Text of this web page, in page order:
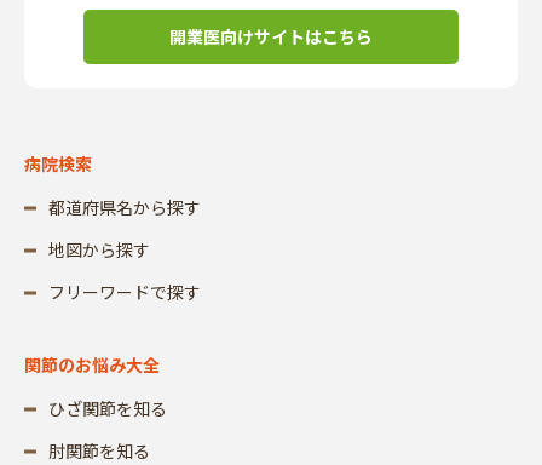
開業医向けサイトはこちら
病院検索
都道府県名から探す
地図から探す
フリーワードで探す
関節のお悩み大全
ひざ関節を知る
肘関節を知る